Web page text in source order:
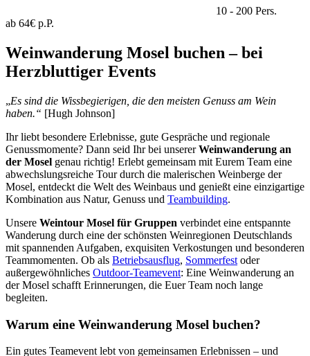
10 - 200 Pers.
ab 64€ p.P.
Weinwanderung Mosel buchen – bei
Herzbluttiger Events
„Es sind die Wissbegierigen, die den meisten Genuss am Wein
haben.“ [Hugh Johnson]
Ihr liebt besondere Erlebnisse, gute Gespräche und regionale
Genussmomente? Dann seid Ihr bei unsererWeinwanderung an
der Mosel genau richtig! Erlebt gemeinsam mit Eurem Team eine
abwechslungsreiche Tour durch die malerischen Weinberge der
Mosel, entdeckt die Welt des Weinbaus und genießt eine einzigartige
Kombination aus Natur, Genuss und Teambuilding.
Unsere Weintour Mosel für Gruppen verbindet eine entspannte
Wanderung durch eine der schönsten Weinregionen Deutschlands
mit spannenden Aufgaben, exquisiten Verkostungen und besonderen
Teammomenten. Ob als Betriebsausflug, Sommerfest oder
außergewöhnliches Outdoor-Teamevent: Eine Weinwanderung an
der Mosel schafft Erinnerungen, die Euer Team noch lange
begleiten.
Warum eine Weinwanderung Mosel buchen?
Ein gutes Teamevent lebt von gemeinsamen Erlebnissen – und